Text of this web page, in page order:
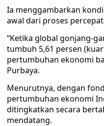
Ia menggambarkan
awal dari proses
“Ketika global gonjang-
tumbuh 5,61 persen
pertumbuhan ekonomi
Purbaya.
Menurutnya, dengan
pertumbuhan ekonomi
ditingkatkan secara
mendatang.